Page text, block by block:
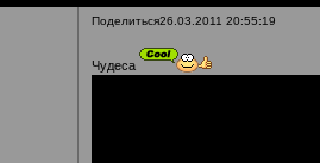
Поделиться26.03.2011 20:55:19
Чудеса